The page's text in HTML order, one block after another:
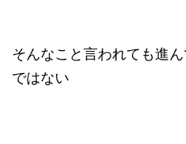
そんなこと言われても進
ではない